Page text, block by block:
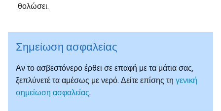
θολώσει.
Σημείωση ασφαλείας
Αν το ασβεστόνερο έρθει σε επαφή με τα μάτια σας,
ξεπλύνετέ τα αμέσως με νερό. Δείτε επίσης τη γενική
σημείωση ασφαλείας.